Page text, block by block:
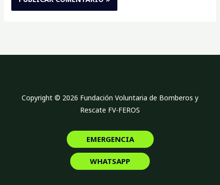
Copyright © 2026 Fundación Voluntaria de Bomberos y
Rescate FV-FEROS
EMERGENCIA
WHATSAPP